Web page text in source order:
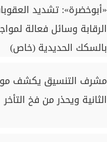
«أبوخضرة»: تشديد
الرقابة وسائل فعالة
بالسكك الحديدية (خاص)
مشرف التنسيق يكشف
الثانية ويحذر من فخ التأخر